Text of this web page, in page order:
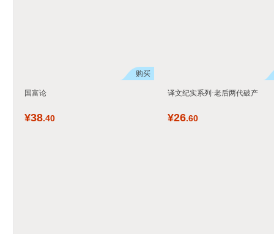
购买
国富论
¥38.40
译文纪实系列·老后两代破产
¥26.60